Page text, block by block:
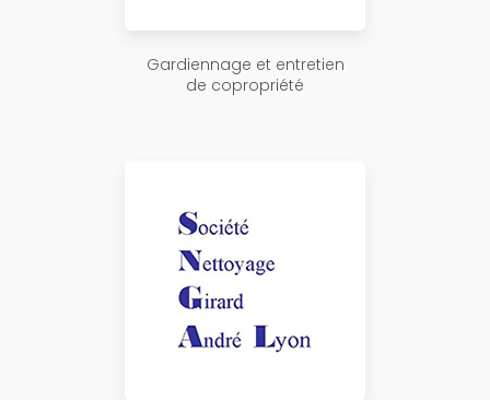
Gardiennage et entretien
de copropriété